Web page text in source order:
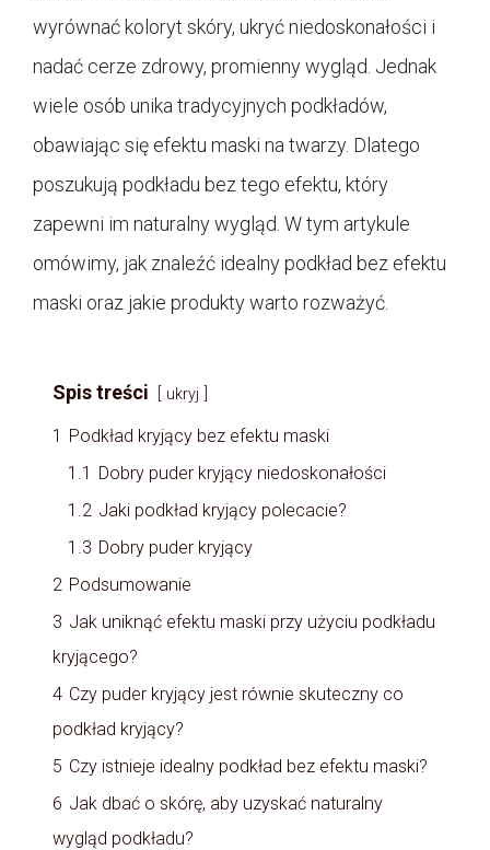
wyrównać koloryt skóry, ukryć niedoskonałości i
nadać cerze zdrowy, promienny wygląd. Jednak
wiele osób unika tradycyjnych podkładów,
obawiając się efektu maski na twarzy. Dlatego
poszukują podkładu bez tego efektu, który
zapewni im naturalny wygląd. W tym artykule
omówimy, jak znaleźć idealny podkład bez efektu
maski oraz jakie produkty warto rozważyć.
Spis treści ukryj
1 Podkład kryjący bez efektu maski
1.1 Dobry puder kryjący niedoskonałości
1.2 Jaki podkład kryjący polecacie?
1.3 Dobry puder kryjący
2 Podsumowanie
3 Jak uniknąć efektu maski przy użyciu podkładu
kryjącego?
4 Czy puder kryjący jest równie skuteczny co
podkład kryjący?
5 Czy istnieje idealny podkład bez efektu maski?
6 Jak dbać o skórę, aby uzyskać naturalny
wygląd podkładu?